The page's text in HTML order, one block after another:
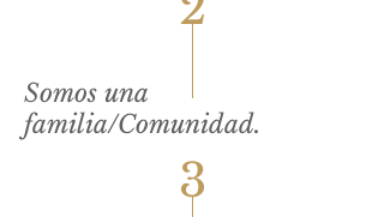
Somos una
familia/Comunidad.
3